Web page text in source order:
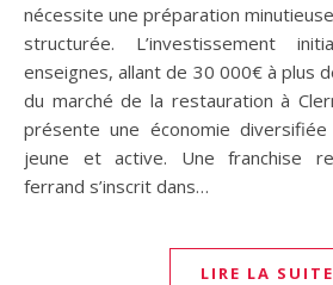
nécessite une préparation
structurée. L’investissement
enseignes, allant de 30 000€ à plus
du marché de la restauration à
présente une économie
jeune et active. Une franchise
ferrand s’inscrit dans…
LIRE LA SUITE